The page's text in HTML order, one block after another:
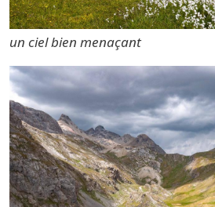
un ciel bien menaçant